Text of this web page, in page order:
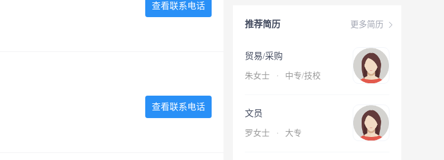
更多简历
推荐简历
贸易/采购
朱女士 · 中专/技校
文员
罗女士 · 大专
查看联系电话
查看联系电话